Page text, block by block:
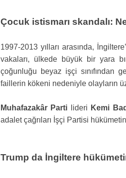
Çocuk istismarı skandalı:
1997-2013 yılları arasında,
vakaları, ülkede büyük bir yara
çoğunluğu beyaz işçi sınıfından
faillerin kökeni nedeniyle olayların
Muhafazakâr Parti lideri Kemi
adalet çağrıları İşçi Partisi
Trump da İngiltere